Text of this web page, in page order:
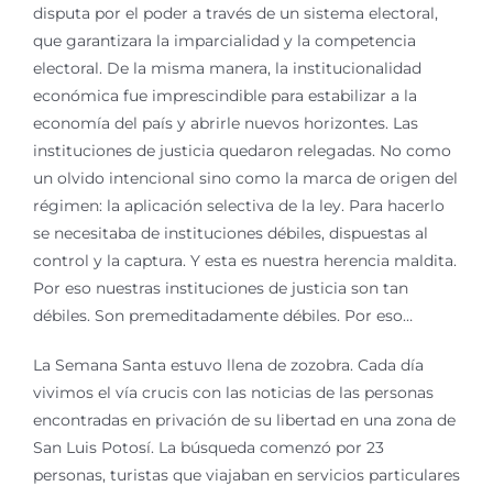
disputa por el poder a través de un sistema electoral,
que garantizara la imparcialidad y la competencia
electoral. De la misma manera, la institucionalidad
económica fue imprescindible para estabilizar a la
economía del país y abrirle nuevos horizontes. Las
instituciones de justicia quedaron relegadas. No como
un olvido intencional sino como la marca de origen del
régimen: la aplicación selectiva de la ley. Para hacerlo
se necesitaba de instituciones débiles, dispuestas al
control y la captura. Y esta es nuestra herencia maldita.
Por eso nuestras instituciones de justicia son tan
débiles. Son premeditadamente débiles. Por eso…
La Semana Santa estuvo llena de zozobra. Cada día
vivimos el vía crucis con las noticias de las personas
encontradas en privación de su libertad en una zona de
San Luis Potosí. La búsqueda comenzó por 23
personas, turistas que viajaban en servicios particulares